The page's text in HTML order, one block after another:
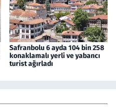
Safranbolu 6 ayda 104 bin 258
konaklamalı yerli ve yabancı
turist ağırladı